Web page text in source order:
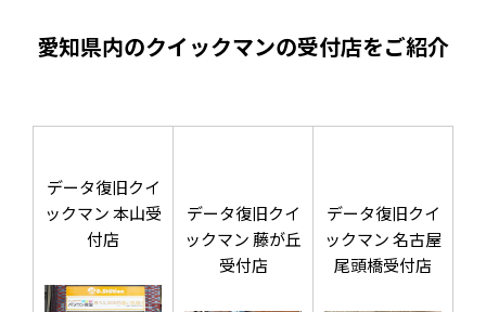
愛知県内のクイックマンの受付店をご紹介
データ復旧クイ
ックマン 本山受
付店
データ復旧クイ
ックマン 藤が丘
受付店
データ復旧クイ
ックマン 名古屋
尾頭橋受付店